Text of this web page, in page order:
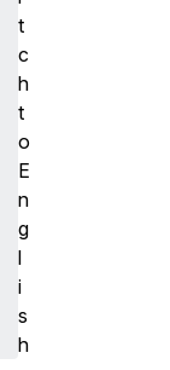
t
c
h
t
o
E
n
g
l
i
s
h